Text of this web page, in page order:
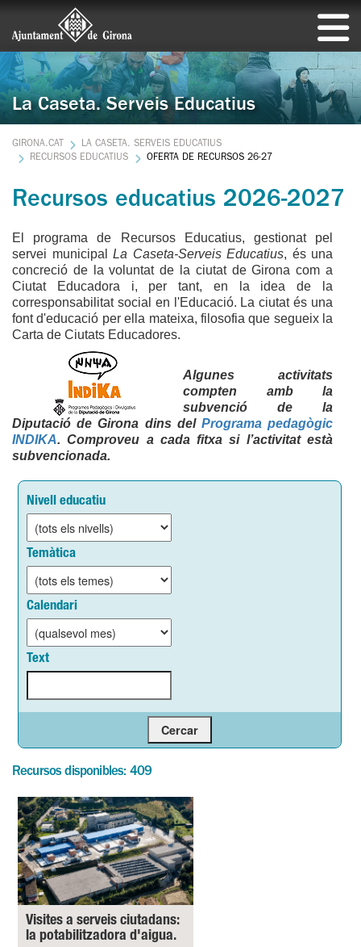
La Caseta. Serveis Educatius
GIRONA.CAT
LA CASETA. SERVEIS EDUCATIUS
RECURSOS EDUCATIUS
OFERTA DE RECURSOS 26-27
Recursos educatius 2026-2027
El programa de Recursos Educatius, gestionat pel
servei municipal La Caseta-Serveis Educatius, és una
concreció de la voluntat de la ciutat de Girona com a
Ciutat Educadora i, per tant, en la idea de la
corresponsabilitat social en l'Educació. La ciutat és una
font d'educació per ella mateixa, filosofia que segueix la
Carta de Ciutats Educadores.
Algunes activitats
compten amb la
subvenció de la
Diputació de Girona dins del Programa pedagògic
INDIKA. Comproveu a cada fitxa si l’activitat està
subvencionada.
Nivell educatiu
Temàtica
Calendari
Text
Recursos disponibles: 409
Visites a serveis ciutadans:
la potabilitzadora d'aigua.